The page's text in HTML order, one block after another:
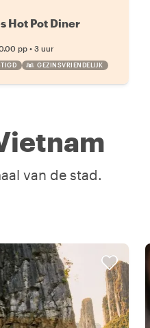
Hot Pot Diner
pp •3 uur
GEZINSVRIENDELIJK
van de stad.